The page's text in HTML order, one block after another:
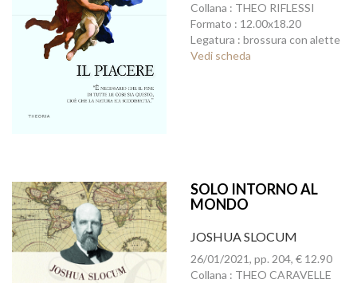
Collana : THEO RIFLESSI
Formato : 12.00x18.20
Legatura : brossura con alette
Vedi scheda
SOLO INTORNO AL
MONDO
JOSHUA SLOCUM
26/01/2021, pp. 204, € 12.90
Collana : THEO CARAVELLE